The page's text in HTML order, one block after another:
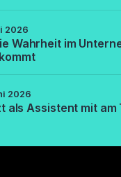
2026
Wahrheit im
2026
als Assistent mit am